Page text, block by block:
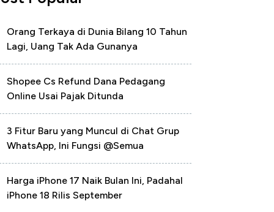
Orang Terkaya di Dunia Bilang 10 Tahun
Lagi, Uang Tak Ada Gunanya
Shopee Cs Refund Dana Pedagang
Online Usai Pajak Ditunda
3 Fitur Baru yang Muncul di Chat Grup
WhatsApp, Ini Fungsi @Semua
Harga iPhone 17 Naik Bulan Ini, Padahal
iPhone 18 Rilis September